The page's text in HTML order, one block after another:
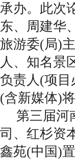
承办。此次
东、周建华
旅游委(局)
人、知名景
负责人(项目
(含新媒体)
第三届河
司、红杉资
鑫苑(中国)